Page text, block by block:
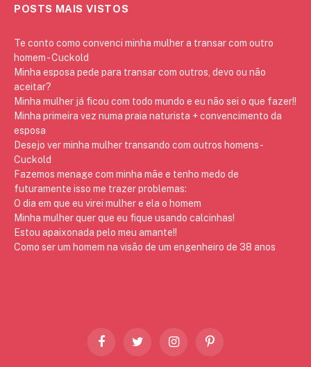
POSTS MAIS VISTOS
Te conto como convenci minha mulher a transar com outro
homem - Cuckold
Minha esposa pede para transar com outros, devo ou não
aceitar?
Minha mulher já ficou com todo mundo e eu não sei o que fazer!!
Minha primeira vez numa praia naturista + convencimento da
esposa
Desejo ver minha mulher transando com outros homens -
Cuckold
Fazemos menage com minha mãe e tenho medo de
futuramente isso me trazer problemas:
O dia em que eu virei mulher e ela o homem
Minha mulher quer que eu fique usando calcinhas!
Estou apaixonada pelo meu amante!!
Como ser um homem na visão de um engenheiro de 38 anos
FacebookTwitter InstagramPinterest